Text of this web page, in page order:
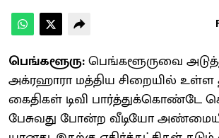
பெங்களூரு:பெங்​களூருவை
அக்​ரஹாரா மத்​திய சிறை​யில்
கைதி​கள் டிவி பார்த்​துக்​கொண்டே
பேசுவது போன்ற வீடியோ